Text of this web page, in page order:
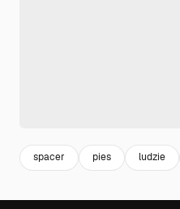
spacer pies ludzie